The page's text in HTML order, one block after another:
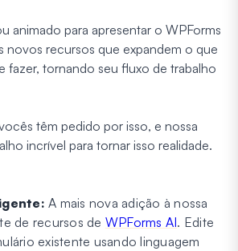
animado para apresentar o WPForms
novos recursos que expandem o que
fazer, tornando seu fluxo de trabalho
têm pedido por isso, e nossa
incrível para tornar isso realidade.
A mais nova adição à nossa
de recursos de WPForms AI. Edite
existente usando linguagem